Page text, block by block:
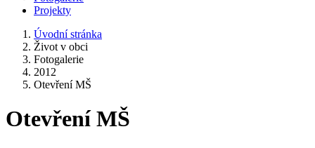
Projekty
Úvodní stránka
Život v obci
Fotogalerie
2012
Otevření MŠ
Otevření MŠ